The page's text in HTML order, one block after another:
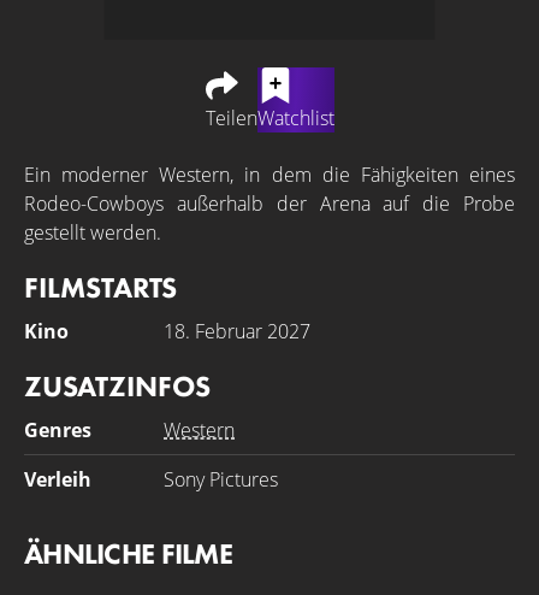
TeilenWatchlist
Ein moderner Western, in dem die Fähigkeiten eines
Rodeo-Cowboys außerhalb der Arena auf die Probe
gestellt werden.
FILMSTARTS
Kino 18. Februar 2027
ZUSATZINFOS
Genres
Western
Verleih
Sony Pictures
ÄHNLICHE FILME